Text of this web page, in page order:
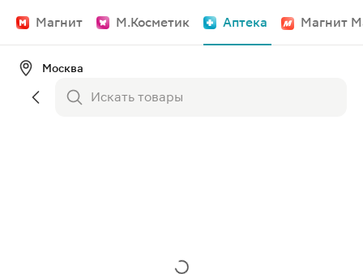
Магнит М.Косметик Аптека Магнит
Москва